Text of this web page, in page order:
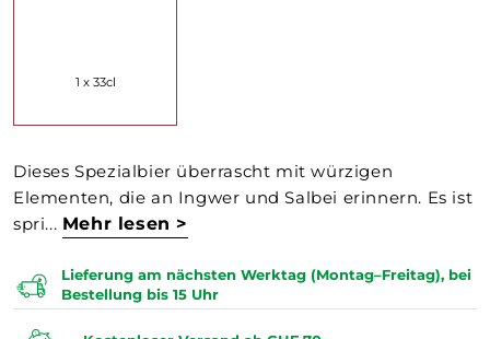
1 x 33cl
Dieses Spezialbier überrascht mit würzigen
Elementen, die an Ingwer und Salbei erinnern. Es ist
spri... Mehr lesen >
Lieferung am nächsten Werktag (Montag–Freitag), bei
Bestellung bis 15 Uhr